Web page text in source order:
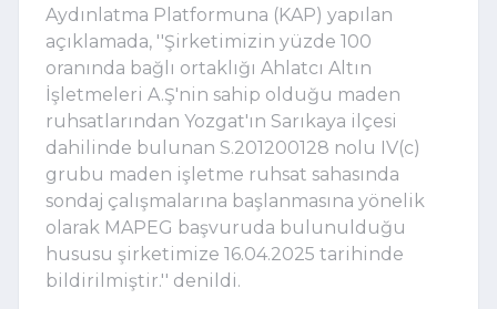
Aydınlatma Platformuna (KAP) yapılan
açıklamada, ''Şirketimizin yüzde 100
oranında bağlı ortaklığı Ahlatcı Altın
İşletmeleri A.Ş'nin sahip olduğu maden
ruhsatlarından Yozgat'ın Sarıkaya ilçesi
dahilinde bulunan S.201200128 nolu IV(c)
grubu maden işletme ruhsat sahasında
sondaj çalışmalarına başlanmasına yönelik
olarak MAPEG başvuruda bulunulduğu
hususu şirketimize 16.04.2025 tarihinde
bildirilmiştir.'' denildi.